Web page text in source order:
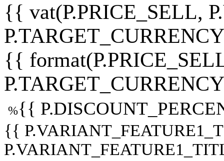
{{ vat(P.PRICE_SELL,
{{
%{{
{{